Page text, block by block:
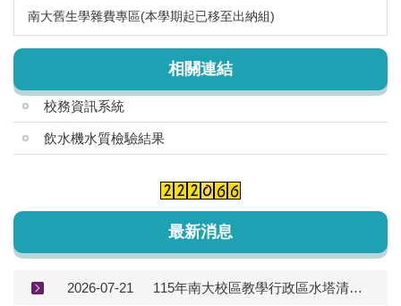
南大舊生學雜費專區(本學期起已移至出納組)
相關連結
校務資訊系統
飲水機水質檢驗結果
最新消息
2026-07-21 115年南大校區教學行政區水塔清洗公告(115.08.03-115.08.06)